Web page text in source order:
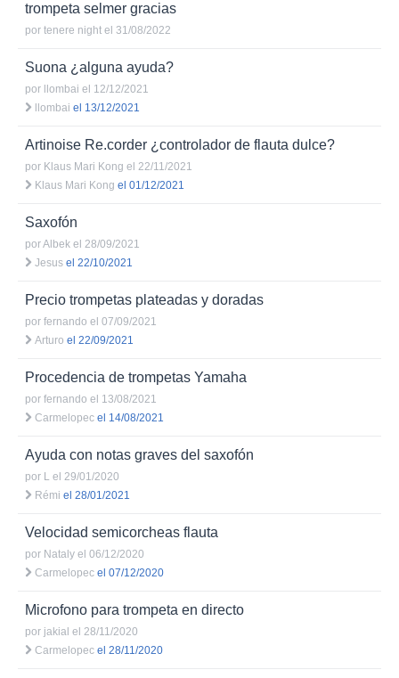
trompeta selmer gracias
por tenere night el 31/08/2022
Suona ¿alguna ayuda?
por llombai el 12/12/2021
llombai el 13/12/2021
Artinoise Re.corder ¿controlador de flauta dulce?
por Klaus Mari Kong el 22/11/2021
Klaus Mari Kong el 01/12/2021
Saxofón
porAlbek el 28/09/2021
Jesus el 22/10/2021
Precio trompetas plateadas y doradas
por fernando el 07/09/2021
Arturo el 22/09/2021
Procedencia de trompetas Yamaha
por fernando el 13/08/2021
Carmelopec el 14/08/2021
Ayuda con notas graves del saxofón
por L el 29/01/2020
Rémi el 28/01/2021
Velocidad semicorcheas flauta
por Nataly el 06/12/2020
Carmelopec el 07/12/2020
Microfono para trompeta en directo
por jakial el 28/11/2020
Carmelopec el 28/11/2020